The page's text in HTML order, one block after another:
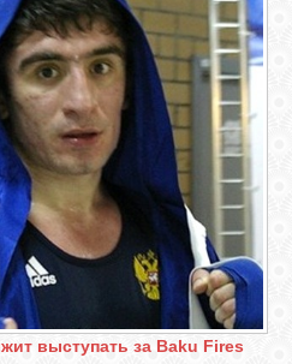
выступать за Baku Fires